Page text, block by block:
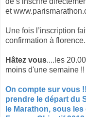
et
Une fois l’inscription
confirmation à
Hâtez vous....les
moins d'une semaine
On compte sur vous
prendre le départ du
le Marathon, sous